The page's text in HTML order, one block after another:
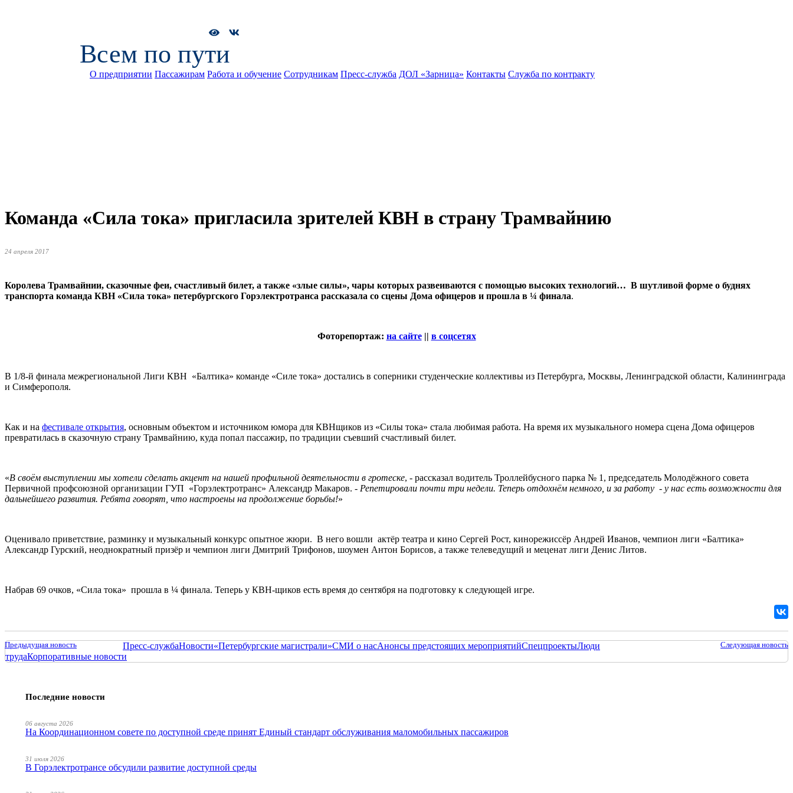
Всем по пути
О предприятии Пассажирам Работа и обучение Сотрудникам Пресс-служба ДОЛ «Зарница» Контакты Служба по контракту
Команда «Сила тока» пригласила зрителей КВН в страну Трамвайнию
24 апреля 2017
Королева Трамвайнии, сказочные феи, счастливый билет, а также «злые силы», чары которых развеиваются с помощью высоких технологий… В шутливой форме о буднях
транспорта команда КВН «Сила тока» петербургского Горэлектротранса рассказала со сцены Дома офицеров и прошла в ¼ финала.
Фоторепортаж: на сайте|| в соцсетях
В 1/8-й финала межрегиональной Лиги КВН «Балтика» команде «Силе тока» достались в соперники студенческие коллективы из Петербурга, Москвы, Ленинградской области, Калининграда
и Симферополя.
Как и на фестивале открытия, основным объектом и источником юмора для КВНщиков из «Силы тока» стала любимая работа. На время их музыкального номера сцена Дома офицеров
превратилась в сказочную страну Трамвайнию, куда попал пассажир, по традиции съевший счастливый билет.
«В своём выступлении мы хотели сделать акцент на нашей профильной деятельности в гротеске, - рассказал водитель Троллейбусного парка № 1, председатель Молодёжного совета
Первичной профсоюзной организации ГУП «Горэлектротранс» Александр Макаров. - Репетировали почти три недели. Теперь отдохнём немного, и за работу - у нас есть возможности для
дальнейшего развития. Ребята говорят, что настроены на продолжение борьбы!»
Оценивало приветствие, разминку и музыкальный конкурс опытное жюри. В него вошли актёр театра и кино Сергей Рост, кинорежиссёр Андрей Иванов, чемпион лиги «Балтика»
Александр Гурский, неоднократный призёр и чемпион лиги Дмитрий Трифонов, шоумен Антон Борисов, а также телеведущий и меценат лиги Денис Литов.
Набрав 69 очков, «Сила тока» прошла в ¼ финала. Теперь у КВН-щиков есть время до сентября на подготовку к следующей игре.
Предыдущая новость Следующая новость
Пресс-службаНовости«Петербургские магистрали»СМИ о насАнонсы предстоящих мероприятийСпецпроектыЛюди
трудаКорпоративные новости
Последние новости
06 августа 2026
На Координационном совете по доступной среде принят Единый стандарт обслуживания маломобильных пассажиров
31 июля 2026
В Горэлектротрансе обсудили развитие доступной среды